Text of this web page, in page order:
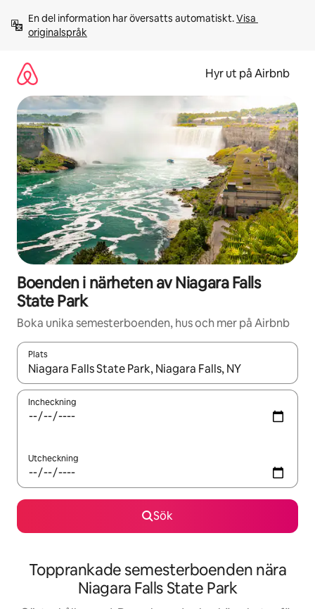
innehåll
En del information har översatts automatiskt. Visa
originalspråk
Hyr ut på Airbnb
Boenden i närheten av Niagara Falls
State Park
Boka unika semesterboenden, hus och mer på Airbnb
Plats
När resultaten är tillgängliga kan du navigera med upp- och
Incheckning
Utcheckning
Sök
Topprankade semesterboenden nära
Niagara Falls State Park